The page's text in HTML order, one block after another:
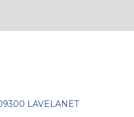
LAVELANET